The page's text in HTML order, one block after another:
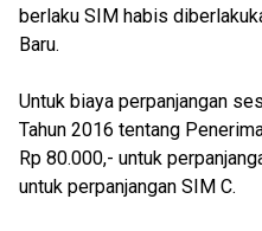
berlaku SIM habis
Baru.
Untuk biaya perpanjangan
Tahun 2016 tentang
Rp 80.000,- untuk
untuk perpanjangan SIM C.